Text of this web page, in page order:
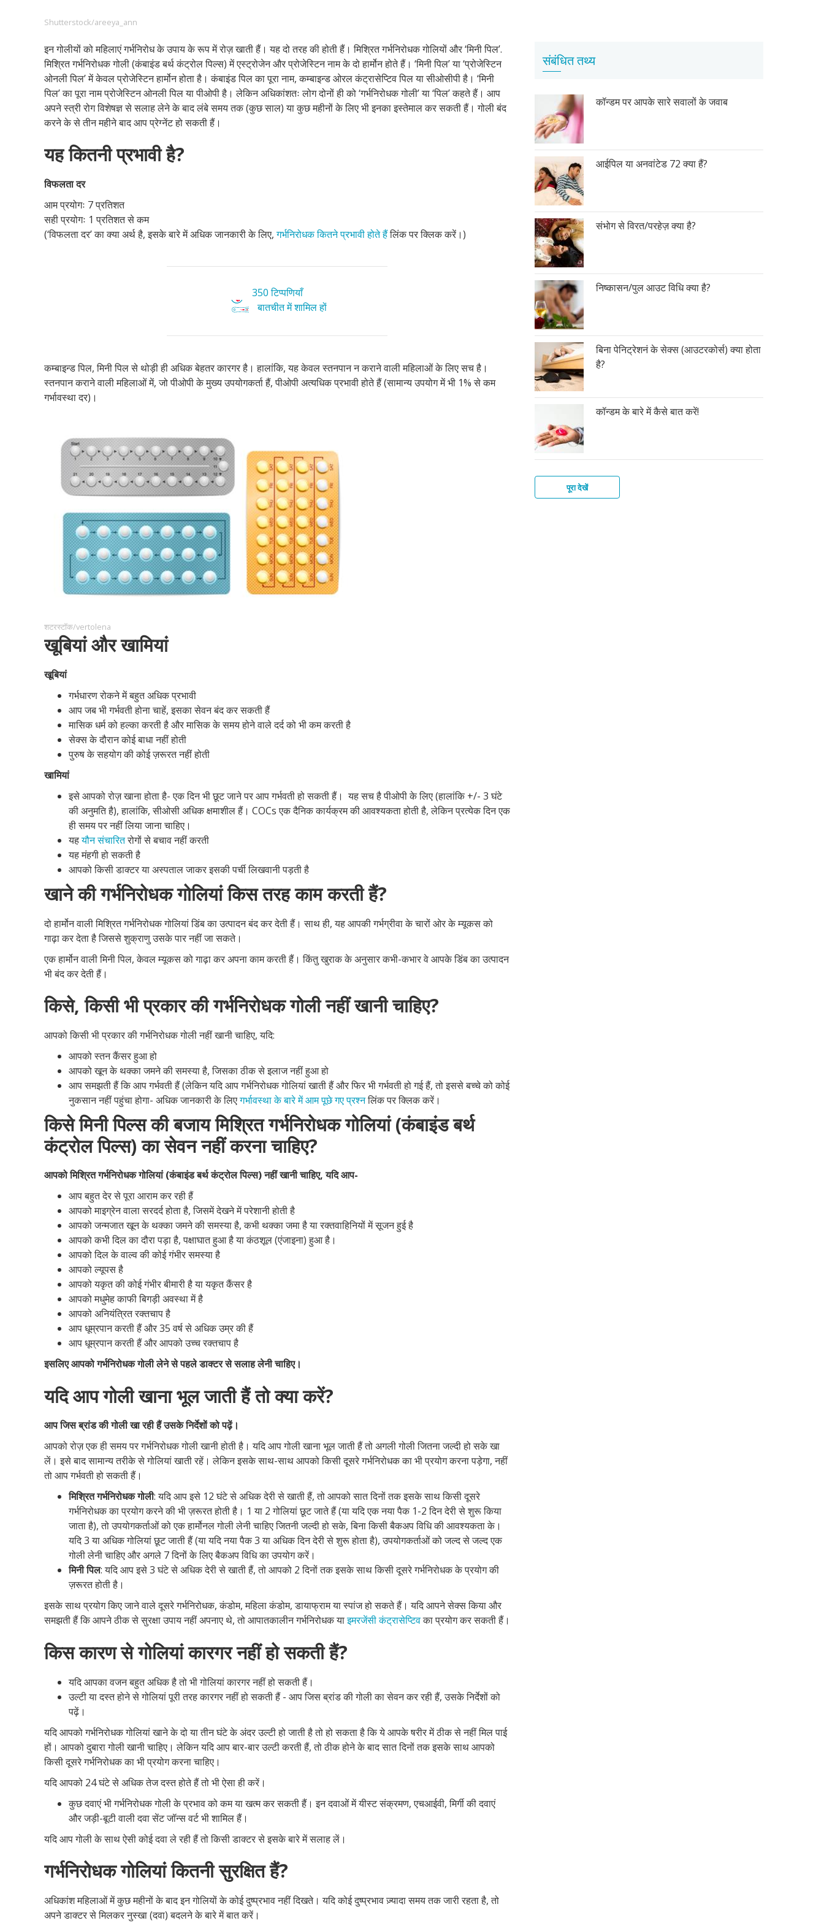
Footer
Company
हमारे सिद्धांत Just Poocho संपर्क करें
Shutterstock/areeya_ann
इन गोलीयों को महिलाएं गर्भनिरोध के उपाय के रूप में रोज़ खाती हैं। यह दो तरह की होती हैं। मिश्रित गर्भनिरोधक गोलियों और ‘मिनी पिल’.
मिश्रित गर्भनिरोधक गोली (कंबाइंड बर्थ कंट्रोल पिल्स) में एस्ट्रोजेन और प्रोजेस्टिन नाम के दो हार्मोन होते हैं। ‘मिनी पिल’ या ‘प्रोजेस्टिन
ओनली पिल’ में केवल प्रोजेस्टिन हार्मोन होता है। कंबाइंड पिल का पूरा नाम, कम्बाइन्ड ओरल कंट्रासेप्टिव पिल या सीओसीपी है। ‘मिनी
पिल’ का पूरा नाम प्रोजेस्टिन ओनली पिल या पीओपी है। लेकिन अधिकांशतः लोग दोनों ही को ‘गर्भनिरोधक गोली’ या ‘पिल’ कहते हैं। आप
अपने स्त्री रोग विशेषज्ञ से सलाह लेने के बाद लंबे समय तक (कुछ साल) या कुछ महीनों के लिए भी इनका इस्तेमाल कर सकती हैं। गोली बंद
करने के से तीन महीने बाद आप प्रेग्नेंट हो सकती हैं।
यह कितनी प्रभावी है?
विफलता दर
आम प्रयोगः 7 प्रतिशत
सही प्रयोगः 1 प्रतिशत से कम
(‘विफलता दर’ का क्या अर्थ है, इसके बारे में अधिक जानकारी के लिए,गर्भनिरोधक कितने प्रभावी होते हैंलिंक पर क्लिक करें।)
350 टिप्पणियाँ
बातचीत में शामिल हों
कम्बाइन्ड पिल, मिनी पिल से थोड़ी ही अधिक बेहतर कारगर है। हालांकि, यह केवल स्तनपान न कराने वाली महिलाओं के लिए सच है।
स्तनपान कराने वाली महिलाओं में, जो पीओपी के मुख्य उपयोगकर्ता हैं, पीओपी अत्यधिक प्रभावी होते हैं (सामान्य उपयोग में भी 1% से कम
गर्भावस्था दर)।
शटरस्टॉक/vertolena
खूबियां और खामियां
खूबियां
गर्भधारण रोकने में बहुत अधिक प्रभावी
आप जब भी गर्भवती होना चाहें, इसका सेवन बंद कर सकती हैं
मासिक धर्म को हल्का करती है और मासिक के समय होने वाले दर्द को भी कम करती है
सेक्स के दौरान कोई बाधा नहीं होती
पुरुष के सहयोग की कोई ज़रूरत नहीं होती
खामियां
इसे आपको रोज़ खाना होता है- एक दिन भी छूट जाने पर आप गर्भवती हो सकती हैं। यह सच है पीओपी के लिए (हालांकि +/- 3 घंटे
की अनुमति है), हालांकि, सीओसी अधिक क्षमाशील हैं। COCs एक दैनिक कार्यक्रम की आवश्यकता होती है, लेकिन प्रत्येक दिन एक
ही समय पर नहीं लिया जाना चाहिए।
यहयौन संचारितरोगों से बचाव नहीं करती
यह मंहगी हो सकती है
आपको किसी डाक्टर या अस्पताल जाकर इसकी पर्ची लिखवानी पड़ती है
खाने की गर्भनिरोधक गोलियां किस तरह काम करती हैं?
दो हार्मोन वाली मिश्रित गर्भनिरोधक गोलियां डिंब का उत्पादन बंद कर देती हैं। साथ ही, यह आपकी गर्भग्रीवा के चारों ओर के म्यूकस को
गाढ़ा कर देता है जिससे शुक्राणु उसके पार नहीं जा सकते।
एक हार्मोन वाली मिनी पिल, केवल म्यूकस को गाढ़ा कर अपना काम करती हैं। किंतु खुराक के अनुसार कभी-कभार वे आपके डिंब का उत्पादन
भी बंद कर देती हैं।
किसे, किसी भी प्रकार की गर्भनिरोधक गोली नहीं खानी चाहिए?
आपको किसी भी प्रकार की गर्भनिरोधक गोली नहीं खानी चाहिए, यदि:
आपको स्तन कैंसर हुआ हो
आपको खून के थक्का जमने की समस्या है, जिसका ठीक से इलाज नहीं हुआ हो
आप समझती हैं कि आप गर्भवती हैं (लेकिन यदि आप गर्भनिरोधक गोलियां खाती हैं और फिर भी गर्भवती हो गई हैं, तो इससे बच्चे को कोई
नुकसान नहीं पहुंचा होगा- अधिक जानकारी के लिएगर्भावस्था के बारे में आम पूछे गए प्रश्नलिंक पर क्लिक करें।
किसे मिनी पिल्स की बजाय मिश्रित गर्भनिरोधक गोलियां (कंबाइंड बर्थ
कंट्रोल पिल्स) का सेवन नहीं करना चाहिए?
आपको मिश्रित गर्भनिरोधक गोलियां (कंबाइंड बर्थ कंट्रोल पिल्स) नहीं खानी चाहिए, यदि आप-
आप बहुत देर से पूरा आराम कर रही हैं
आपको माइग्रेन वाला सरदर्द होता है, जिसमें देखने में परेशानी होती है
आपको जन्मजात खून के थक्का जमने की समस्या है, कभी थक्का जमा है या रक्तवाहिनियों में सूजन हुई है
आपको कभी दिल का दौरा पड़ा है, पक्षाघात हुआ है या कंठशूल (एंजाइना) हुआ है।
आपको दिल के वाल्व की कोई गंभीर समस्या है
आपको ल्यूपस है
आपको यकृत की कोई गंभीर बीमारी है या यकृत कैंसर है
आपको मधुमेह काफी बिगड़ी अवस्था में है
आपको अनियंत्रित रक्तचाप है
आप धूम्रपान करती हैं और 35 वर्ष से अधिक उम्र की हैं
आप धूम्रपान करती हैं और आपको उच्च रक्तचाप है
इसलिए आपको गर्भनिरोधक गोली लेने से पहले डाक्टर से सलाह लेनी चाहिए।
यदि आप गोली खाना भूल जाती हैं तो क्या करें?
आप जिस ब्रांड की गोली खा रही हैं उसके निर्देशोंको पढ़ें।
आपको रोज़ एक ही समय पर गर्भनिरोधक गोली खानी होती है। यदि आप गोली खाना भूल जाती हैं तो अगली गोली जितना जल्दी हो सके खा
लें। इसे बाद सामान्य तरीके से गोलियां खाती रहें। लेकिन इसके साथ-साथ आपको किसी दूसरे गर्भनिरोधक का भी प्रयोग करना पड़ेगा, नहीं
तो आप गर्भवती हो सकती हैं।
मिश्रित गर्भनिरोधक गोली: यदि आप इसे 12 घंटे से अधिक देरी से खाती हैं, तो आपको सात दिनों तक इसके साथ किसी दूसरे
गर्भनिरोधक का प्रयोग करने की भी ज़रूरत होती है। 1 या 2 गोलियां छूट जाते हैं (या यदि एक नया पैक 1-2 दिन देरी से शुरू किया
जाता है), तो उपयोगकर्ताओं को एक हार्मोनल गोली लेनी चाहिए जितनी जल्दी हो सके, बिना किसी बैकअप विधि की आवश्यकता के।
यदि 3 या अधिक गोलियां छूट जाती हैं (या यदि नया पैक 3 या अधिक दिन देरी से शुरू होता है), उपयोगकर्ताओं को जल्द से जल्द एक
गोली लेनी चाहिए और अगले 7 दिनों के लिए बैकअप विधि का उपयोग करें।
मिनी पिल: यदि आप इसे 3 घंटे से अधिक देरी से खाती हैं, तो आपको 2 दिनों तक इसके साथ किसी दूसरे गर्भनिरोधक के प्रयोग की
ज़रूरत होती है।
इसके साथ प्रयोग किए जाने वाले दूसरे गर्भनिरोधक, कंडोम, महिला कंडोम, डायाफ्राम या स्पांज हो सकते हैं। यदि आपने सेक्स किया और
समझती हैं कि आपने ठीक से सुरक्षा उपाय नहीं अपनाए थे, तो आपातकालीन गर्भनिरोधक याइमरजेंसी कंट्रासेप्टिवका प्रयोग कर सकती हैं।
किस कारण से गोलियां कारगर नहीं हो सकती हैं?
यदि आपका वजन बहुत अधिक है तो भी गोलियां कारगर नहीं हो सकती हैं।
उल्टी या दस्त होने से गोलियां पूरी तरह कारगर नहीं हो सकती हैं - आप जिस ब्रांड की गोली का सेवन कर रही हैं, उसके निर्देशों को
पढ़ें।
यदि आपको गर्भनिरोधक गोलियां खाने के दो या तीन घंटे के अंदर उल्टी हो जाती है तो हो सकता है कि ये आपके षरीर में ठीक से नहीं मिल पाई
हों। आपको दुबारा गोली खानी चाहिए। लेकिन यदि आप बार-बार उल्टी करती हैं, तो ठीक होने के बाद सात दिनों तक इसके साथ आपको
किसी दूसरे गर्भनिरोधक का भी प्रयोग करना चाहिए।
यदि आपको 24 घंटे से अधिक तेज दस्त होते हैं तो भी ऐसा ही करें।
कुछ दवाएं भी गर्भनिरोधक गोली के प्रभाव को कम या खत्म कर सकती हैं। इन दवाओं में यीस्ट संक्रमण, एचआईवी, मिर्गी की दवाएं
और जड़ी-बूटी वाली दवा सेंट जॉन्स वर्ट भी शामिल हैं।
यदि आप गोली के साथ ऐसी कोई दवा ले रही हैं तो किसी डाक्टर से इसके बारे में सलाह लें।
गर्भनिरोधक गोलियां कितनी सुरक्षित हैं?
अधिकांश महिलाओं में कुछ महीनों के बाद इन गोलियों के कोई दुष्प्रभाव नहीं दिखते। यदि कोई दुष्प्रभाव ज़्यादा समय तक जारी रहता है, तो
अपने डाक्टर से मिलकर नुस्खा (दवा) बदलने के बारे में बात करें।
संबंधित तथ्य
कॉन्डम पर आपके सारे सवालों के जवाब
आईपिल या अनवांटेड 72 क्या हैं?
संभोग से विरत/परहेज़ क्या है?
निष्कासन/पुल आउट विधि क्या है?
बिना पेनिट्रेशनं के सेक्स (आउटरकोर्स) क्या होता
है?
कॉन्डम के बारे में कैसे बात करें!
पूरा देखें